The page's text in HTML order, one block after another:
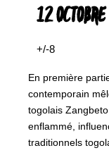
12
+/-8
En première
contemporain
togolais
enflammé,
traditionnels